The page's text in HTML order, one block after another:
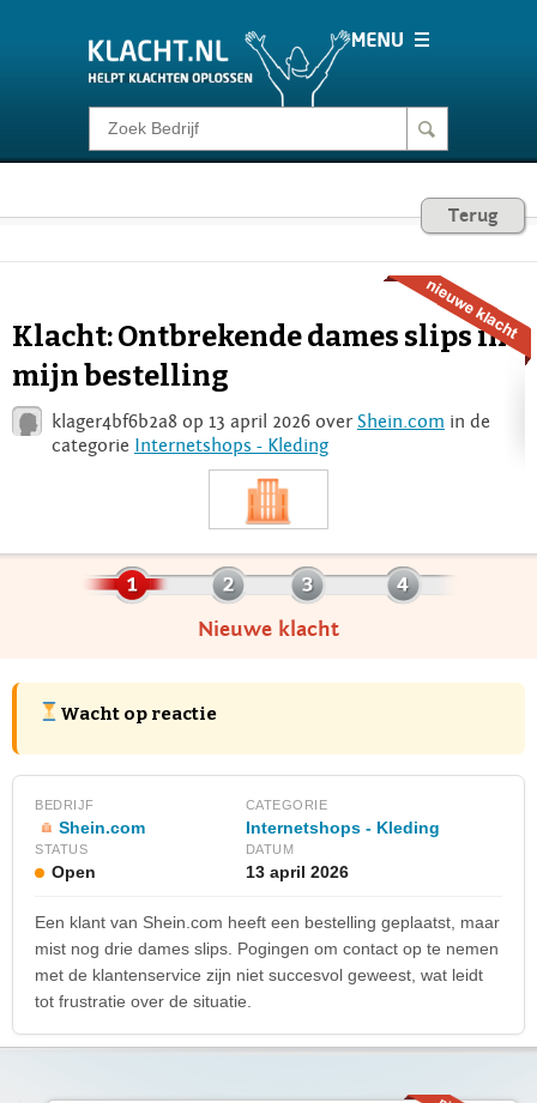
Klacht melden
Consumentenrecht
Voor Bedrijven
Login
Terug
Klacht: Ontbrekende dames slips in
mijn bestelling
klager4bf6b2a8 op 13 april 2026 over Shein.com in de
categorie Internetshops - Kleding
Nieuwe klacht
Wacht op reactie
BEDRIJF
Shein.com
CATEGORIE
Internetshops - Kleding
STATUS
Open
DATUM
13 april 2026
Een klant van Shein.com heeft een bestelling geplaatst, maar
mist nog drie dames slips. Pogingen om contact op te nemen
met de klantenservice zijn niet succesvol geweest, wat leidt
tot frustratie over de situatie.